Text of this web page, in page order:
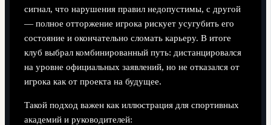
сигнал, что нарушения правил недопустимы, с другой
— полное отторжение игрока рискует усугубить его
состояние и окончательно сломать карьеру. В итоге
клуб выбрал комбинированный путь: дистанцировался
на уровне официальных заявлений, но не отказался от
игрока как от проекта на будущее.
Такой подход важен как иллюстрация для спортивных
академий и руководителей: